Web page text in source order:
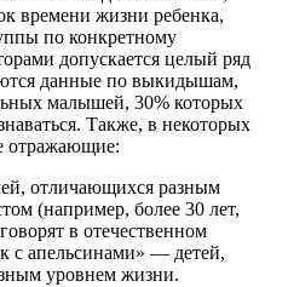
времени жизни ребенка,
по конкретному
допускается целый ряд
данные по выкидышам,
малышей, 30% которых
Также, в некоторых
отражающие:
отличающихся разным
(например, более 30 лет,
в отечественном
с апельсинами» — детей,
уровнем жизни.